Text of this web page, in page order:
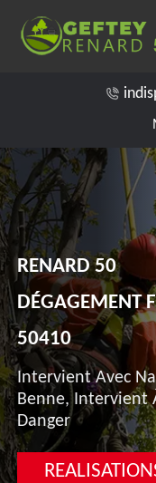
RENARD 50
DÉGAGEMENT
50410
Intervient Avec
Benne, Intervient
Danger